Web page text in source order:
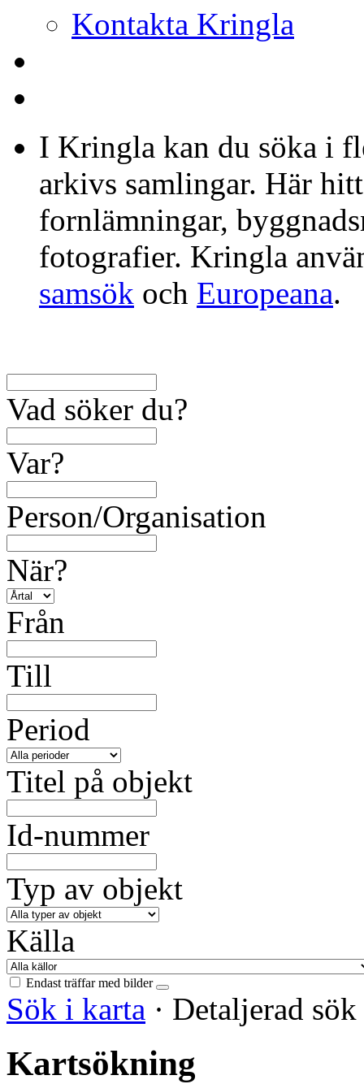
Kontakta Kringla
I Kringla kan du söka i
arkivs samlingar. Här
fornlämningar,
fotografier. Kringla
samsök och Europeana.
Vad söker du?
Var?
Person/Organisation
När?
Från
Till
Period
Titel på objekt
Id-nummer
Typ av objekt
Källa
Endast träffar med bilder
Sök i karta · Detaljerad sök
Kartsökning